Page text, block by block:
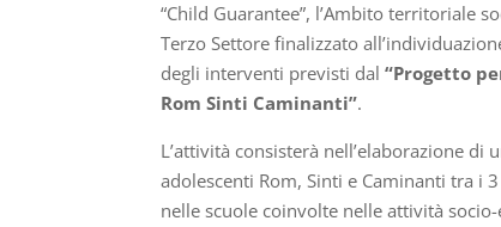
“Child Guarantee”, l’Ambito territoriale
Terzo Settore finalizzato
degli interventi previsti dal“Progetto
Rom Sinti Caminanti”.
L’attività consisterà nell’elaborazione
adolescenti Rom, Sinti e Caminanti tra i
nelle scuole coinvolte nelle attività